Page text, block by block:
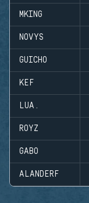
MKING
NOVYS
GUICHO
KEF
LUA.
ROYZ
GABO
ALANDERF